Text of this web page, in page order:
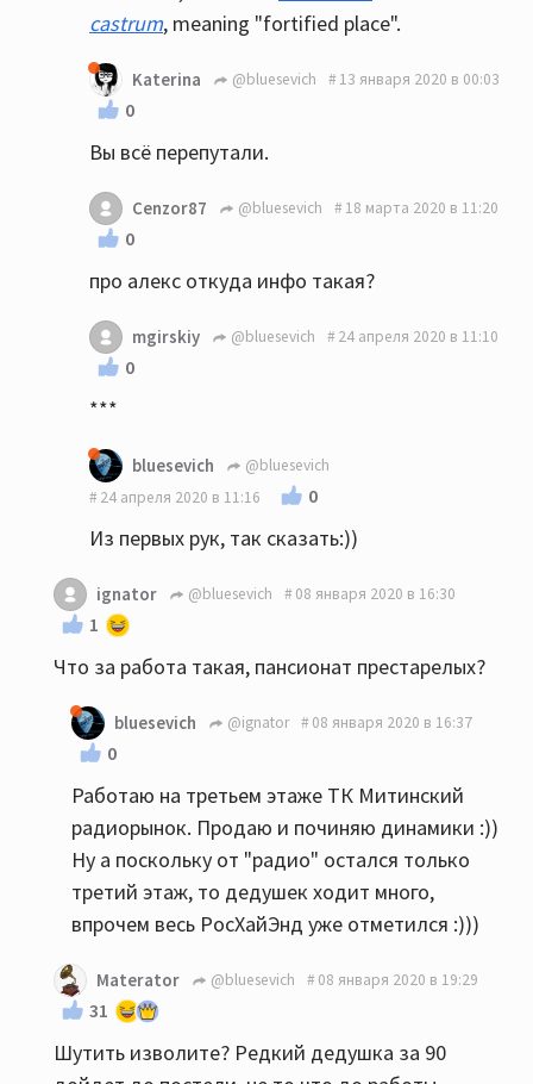
castrum, meaning "fortified place".
Katerina @bluesevich 13 января 2020 в 00:03
0
Вы всё перепутали.
Cenzor87 @bluesevich 18 марта 2020 в 11:20
0
про алекс откуда инфо такая?
mgirskiy @bluesevich 24 апреля 2020 в 11:10
0
***
bluesevich
@bluesevich
24 апреля 2020 в 11:16
0
Из первых рук, так сказать:))
ignator @bluesevich 08 января 2020 в 16:30
1
Что за работа такая, пансионат престарелых?
bluesevich @ignator 08 января 2020 в 16:37
0
Работаю на третьем этаже ТК Митинский
радиорынок. Продаю и починяю динамики :))
Ну а поскольку от "радио" остался только
третий этаж, то дедушек ходит много,
впрочем весь РосХайЭнд уже отметился :)))
Materator @bluesevich 08 января 2020 в 19:29
31
Шутить изволите? Редкий дедушка за 90